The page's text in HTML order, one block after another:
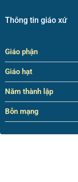
Thông tin giáo xứ
Giáo phận
Giáo hạt
Năm thành lập
Bỗn mạng